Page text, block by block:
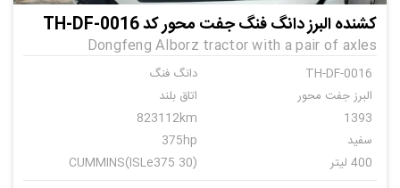
کشنده البرز دانگ فنگ جفت محور کد TH-DF-0016
Dongfeng Alborz tractor with a pair of axles
TH-DF-0016
دانگ فنگ
البرز جفت محور
اتاق بلند
1393
823112km
سفید
375hp
400 لیتر
CUMMINS(ISLe375 30)